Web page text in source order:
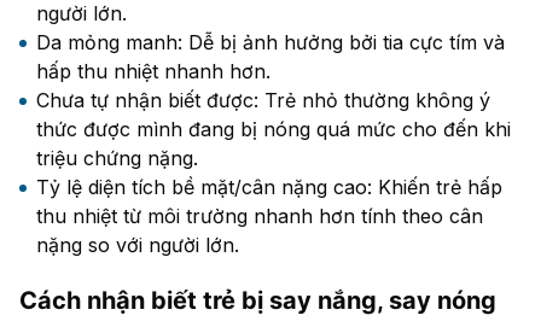
người lớn.
Da mỏng manh: Dễ bị ảnh hưởng bởi tia cực tím và
hấp thu nhiệt nhanh hơn.
Chưa tự nhận biết được: Trẻ nhỏ thường không ý
thức được mình đang bị nóng quá mức cho đến khi
triệu chứng nặng.
Tỷ lệ diện tích bề mặt/cân nặng cao: Khiến trẻ hấp
thu nhiệt từ môi trường nhanh hơn tính theo cân
nặng so với người lớn.
Cách nhận biết trẻ bị say nắng, say nóng